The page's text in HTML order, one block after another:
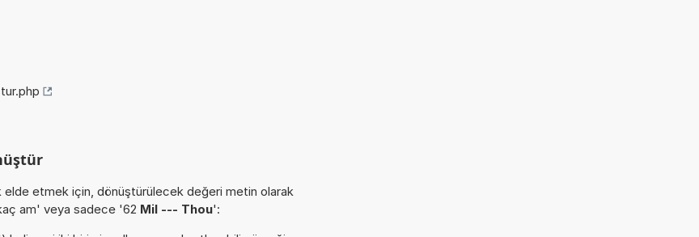
etmek için, dönüştürülecek değeri metin olarak
am' veya sadece '62 Mil --- Thou':